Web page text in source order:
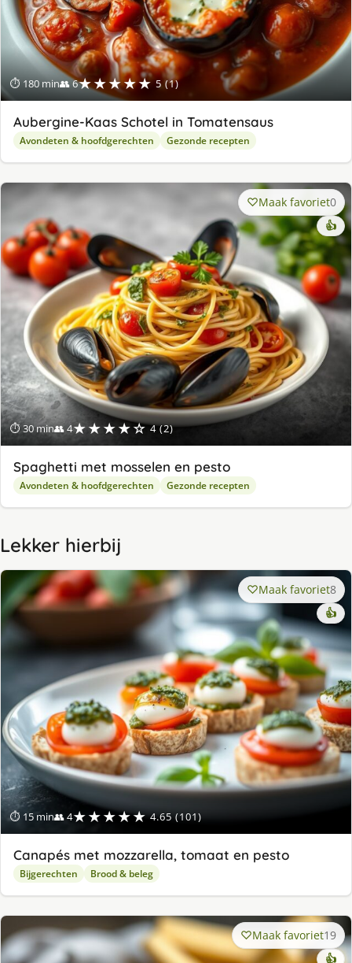
⏱ 180 min👥 6★★★★★ 5 (1)
Aubergine-Kaas Schotel in Tomatensaus
Avondeten & hoofdgerechten Gezonde recepten
⏱ 30 min👥 4★★★★☆ 4 (2)
Maak favoriet0
👍
Spaghetti met mosselen en pesto
Avondeten & hoofdgerechten Gezonde recepten
Lekker hierbij
⏱ 15 min👥 4★★★★★ 4.65 (101)
Maak favoriet8
👍
Canapés met mozzarella, tomaat en pesto
Bijgerechten Brood & beleg
Maak favoriet19
👍